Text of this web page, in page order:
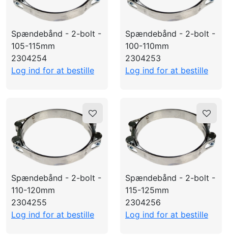
Spændebånd - 2-bolt -
105-115mm
2304254
Log ind for at bestille
Spændebånd - 2-bolt -
100-110mm
2304253
Log ind for at bestille
Spændebånd - 2-bolt -
110-120mm
2304255
Log ind for at bestille
Spændebånd - 2-bolt -
115-125mm
2304256
Log ind for at bestille